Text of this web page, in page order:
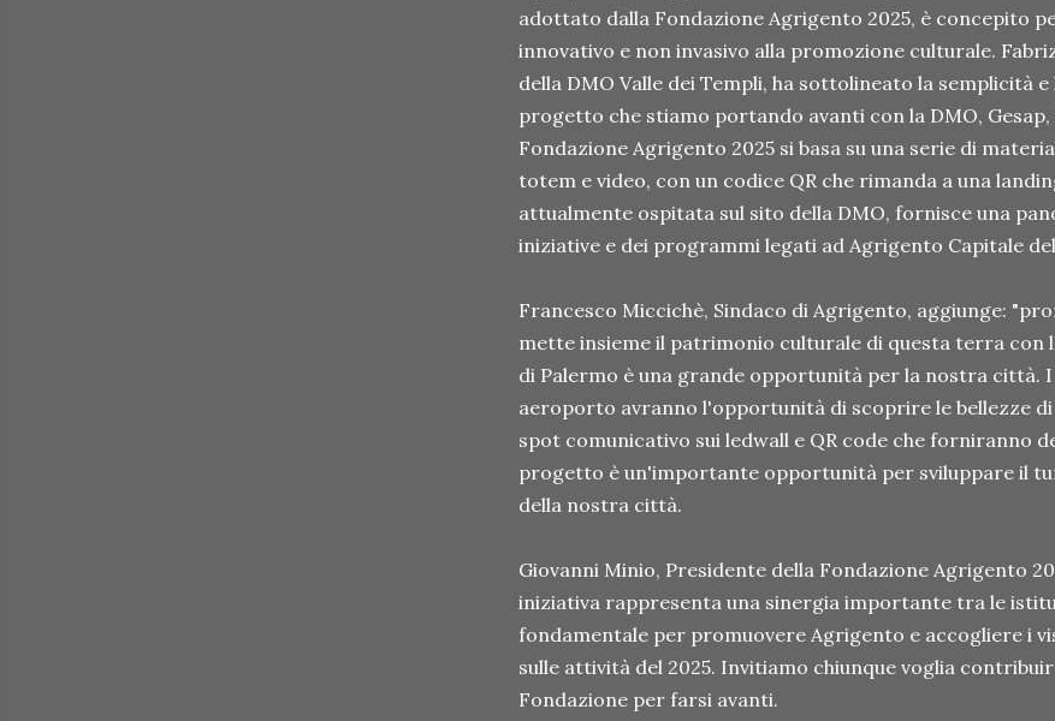
adottato dalla Fondazione Agrigento 2025, è concepito
innovativo e non invasivo alla promozione culturale.
della DMO Valle dei Templi, ha sottolineato la semplicità
progetto che stiamo portando avanti con la DMO,
Fondazione Agrigento 2025 si basa su una serie di
totem e video, con un codice QR che rimanda a una
attualmente ospitata sul sito della DMO, fornisce una
iniziative e dei programmi legati ad Agrigento Capitale
Francesco Miccichè, Sindaco di Agrigento, aggiunge:
mette insieme il patrimonio culturale di questa terra con
di Palermo è una grande opportunità per la nostra città.
aeroporto avranno l'opportunità di scoprire le bellezze
spot comunicativo sui ledwall e QR code che forniranno
progetto è un'importante opportunità per sviluppare il
della nostra città.
Giovanni Minio, Presidente della Fondazione Agrigento
iniziativa rappresenta una sinergia importante tra le
fondamentale per promuovere Agrigento e accogliere i
sulle attività del 2025. Invitiamo chiunque voglia
Fondazione per farsi avanti.